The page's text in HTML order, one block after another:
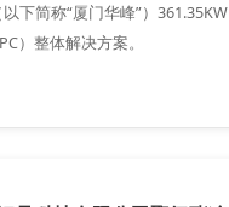
下简称“厦门华峰”）
）整体解决方案。